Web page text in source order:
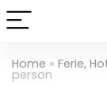
Home » Ferie,
person